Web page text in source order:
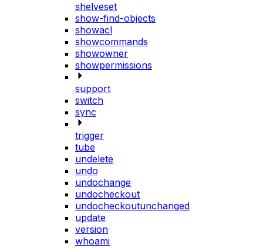
shelveset
show-find-objects
showacl
showcommands
showowner
showpermissions
support
switch
sync
trigger
tube
undelete
undo
undochange
undocheckout
undocheckoutunchanged
update
version
whoami